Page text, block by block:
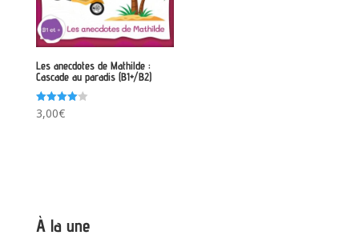
Les anecdotes de Mathilde :
Cascade au paradis (B1+/B2)
Note
4.00
3,00€
À la une